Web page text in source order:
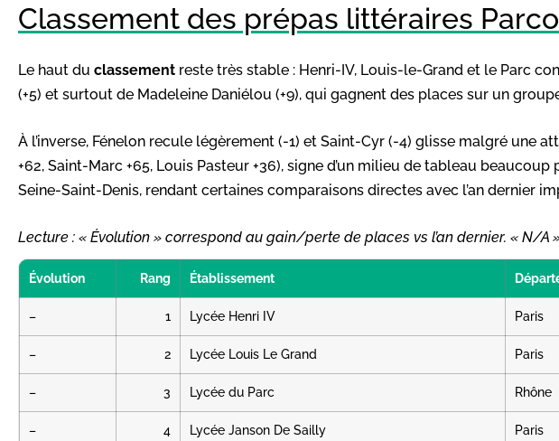
Classement des prépas littéraires
Le haut du classement reste très stable : Henri-IV, Louis-le-Grand et le Parc
(+5) et surtout de Madeleine Daniélou (+9), qui gagnent des places sur un
À l’inverse, Fénelon recule légèrement (-1) et Saint-Cyr (-4) glisse malgré une
+62, Saint-Marc +65, Louis Pasteur +36), signe d’un milieu de tableau
Seine-Saint-Denis, rendant certaines comparaisons directes avec l’an dernier
Lecture : « Évolution » correspond au gain/perte de places vs l’an dernier. « N/A
Évolution Rang Établissement
– 1 Lycée Henri IV Paris
– 2 Lycée Louis Le Grand Paris
– 3 Lycée du Parc Rhône
– 4 Lycée Janson De Sailly Paris